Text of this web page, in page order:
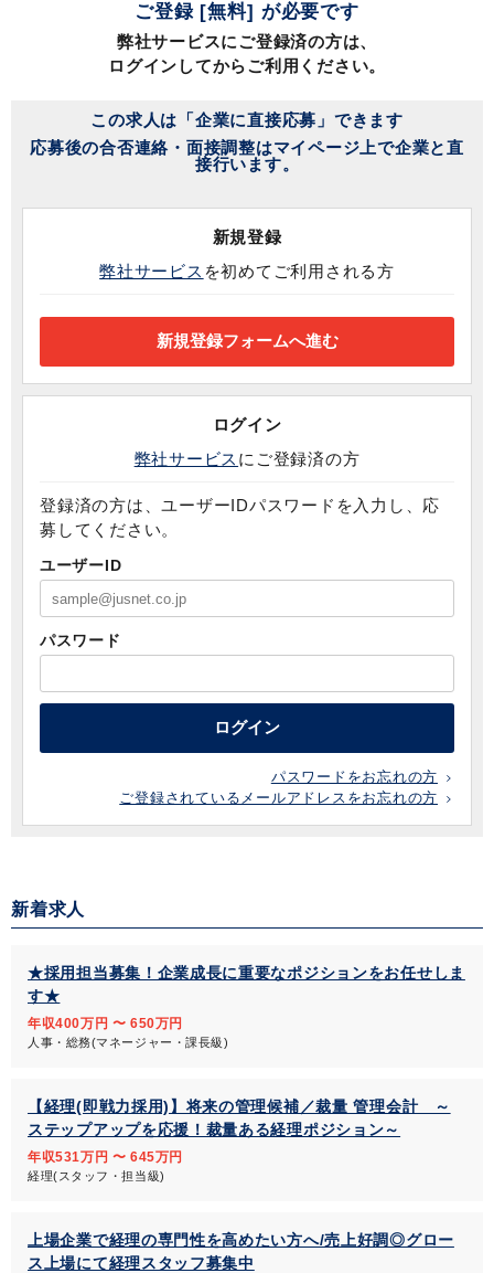
ご登録 [無料] が必要です
弊社サービスにご登録済の方は、
ログインしてからご利用ください。
この求人は「企業に直接応募」できます
応募後の合否連絡・面接調整はマイページ上で企業と直
接行います。
新規登録
弊社サービス を初めてご利用される方
ログイン
弊社サービス にご登録済の方
登録済の方は、ユーザーIDパスワードを入力し、応
募してください。
ユーザーID
パスワード
ログイン
パスワードをお忘れの方
ご登録されているメールアドレスをお忘れの方
新着求人
★採用担当募集！企業成長に重要なポジションをお任せしま
す★
年収400万円 〜 650万円
人事・総務(マネージャー・課長級)
【経理(即戦力採用)】将来の管理候補／裁量 管理会計 ～
ステップアップを応援！裁量ある経理ポジション～
年収531万円 〜 645万円
経理(スタッフ・担当級)
上場企業で経理の専門性を高めたい方へ/売上好調◎グロー
ス上場にて経理スタッフ募集中